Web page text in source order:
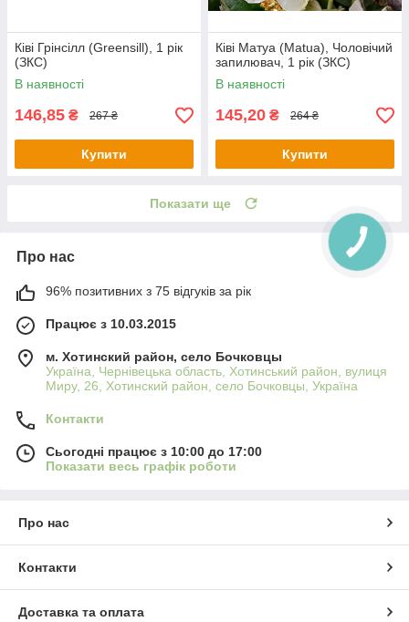
Ківі Грінсілл (Greensill), 1 рік
(ЗКС)
В наявності
146,85 ₴ 267 ₴
Купити
Ківі Матуа (Matua), Чоловічий
запилювач, 1 рік (ЗКС)
В наявності
145,20 ₴ 264 ₴
Купити
Показати ще
Про нас
96% позитивних з 75 відгуків за рік
Працює з 10.03.2015
м. Хотинский район, село Бочковцы
Україна, Чернівецька область, Хотинський район, вулиця
Миру, 26, Хотинский район, село Бочковцы, Україна
Контакти
Сьогодні працює з 10:00 до 17:00
Показати весь графік роботи
Про нас
Контакти
Доставка та оплата